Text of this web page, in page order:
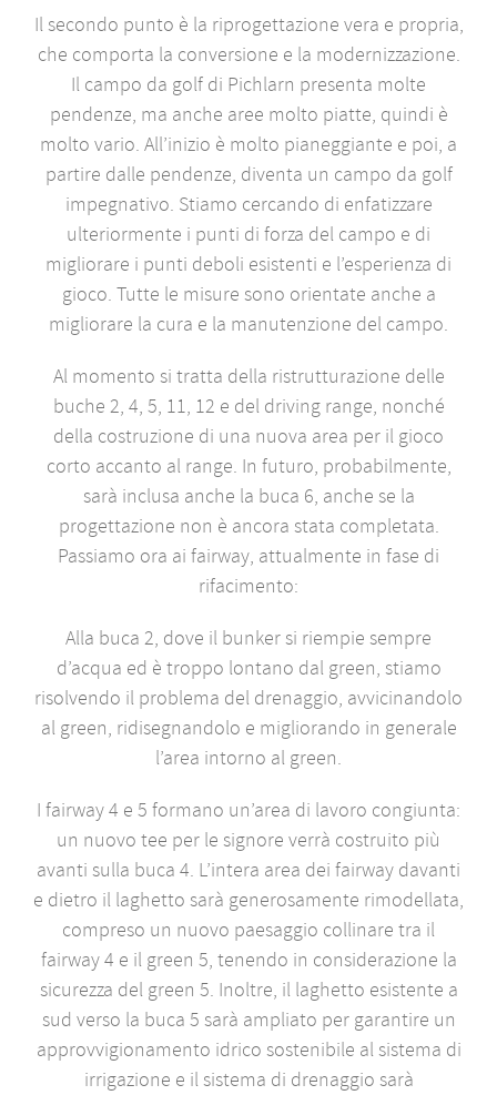
Il secondo punto è la riprogettazione vera e propria,
che comporta la conversione e la modernizzazione.
Il campo da golf di Pichlarn presenta molte
pendenze, ma anche aree molto piatte, quindi è
molto vario. All’inizio è molto pianeggiante e poi, a
partire dalle pendenze, diventa un campo da golf
impegnativo. Stiamo cercando di enfatizzare
ulteriormente i punti di forza del campo e di
migliorare i punti deboli esistenti e l’esperienza di
gioco. Tutte le misure sono orientate anche a
migliorare la cura e la manutenzione del campo.
Al momento si tratta della ristrutturazione delle
buche 2, 4, 5, 11, 12 e del driving range, nonché
della costruzione di una nuova area per il gioco
corto accanto al range. In futuro, probabilmente,
sarà inclusa anche la buca 6, anche se la
progettazione non è ancora stata completata.
Passiamo ora ai fairway, attualmente in fase di
rifacimento:
Alla buca 2, dove il bunker si riempie sempre
d’acqua ed è troppo lontano dal green, stiamo
risolvendo il problema del drenaggio, avvicinandolo
al green, ridisegnandolo e migliorando in generale
l’area intorno al green.
I fairway 4 e 5 formano un’area di lavoro congiunta:
un nuovo tee per le signore verrà costruito più
avanti sulla buca 4. L’intera area dei fairway davanti
e dietro il laghetto sarà generosamente rimodellata,
compreso un nuovo paesaggio collinare tra il
fairway 4 e il green 5, tenendo in considerazione la
sicurezza del green 5. Inoltre, il laghetto esistente a
sud verso la buca 5 sarà ampliato per garantire un
approvvigionamento idrico sostenibile al sistema di
irrigazione e il sistema di drenaggio sarà